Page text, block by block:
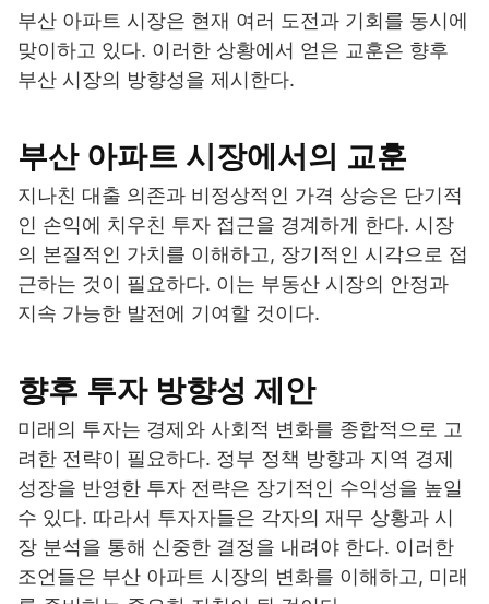
부산 아파트 시장은 현재 여러 도전과 기회를 동시에
맞이하고 있다. 이러한 상황에서 얻은 교훈은 향후
부산 시장의 방향성을 제시한다.
부산 아파트 시장에서의 교훈
지나친 대출 의존과 비정상적인 가격 상승은 단기적
인 손익에 치우친 투자 접근을 경계하게 한다. 시장
의 본질적인 가치를 이해하고, 장기적인 시각으로 접
근하는 것이 필요하다. 이는 부동산 시장의 안정과
지속 가능한 발전에 기여할 것이다.
향후 투자 방향성 제안
미래의 투자는 경제와 사회적 변화를 종합적으로 고
려한 전략이 필요하다. 정부 정책 방향과 지역 경제
성장을 반영한 투자 전략은 장기적인 수익성을 높일
수 있다. 따라서 투자자들은 각자의 재무 상황과 시
장 분석을 통해 신중한 결정을 내려야 한다. 이러한
조언들은 부산 아파트 시장의 변화를 이해하고, 미래